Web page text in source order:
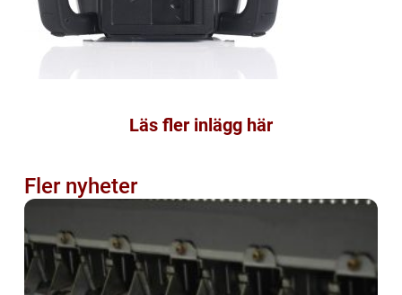
Läs fler inlägg här
Fler nyheter